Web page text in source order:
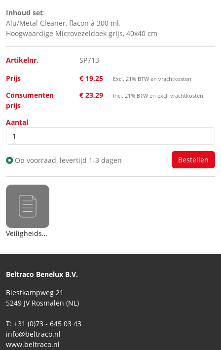
Inhoud set:
Alu/Metal Cleaner, flacon à 300 ml.
Hoogwaardige Microvezeldoek grijs, 40x40 cm
Artikelnr.
SP713
Prijs
€ 19,25 Excl. 21% BTW en vrachtkosten
Consumenten
prijs
€ 23,29 Incl. 21% BTW en excl. vrachtkosten
Aantal
Op voorraad, levertijd 1-3 dagen
Veiligheidsblad (en)
Beltraco Benelux B.V.
Biestkampweg 21
5249 JV Rosmalen (NL)
T: +31 (0)73 - 645 03 43
info@beltraco.nl
www.beltraco.nl